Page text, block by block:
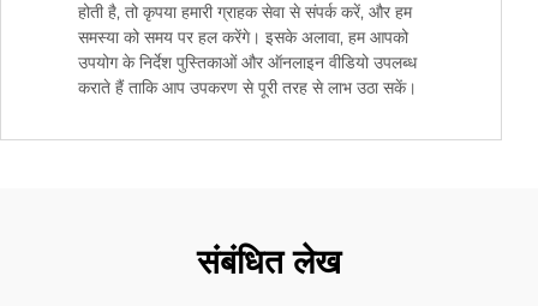
होती है, तो कृपया हमारी ग्राहक सेवा से संपर्क करें, और हम
समस्या को समय पर हल करेंगे। इसके अलावा, हम आपको
उपयोग के निर्देश पुस्तिकाओं और ऑनलाइन वीडियो उपलब्ध
कराते हैं ताकि आप उपकरण से पूरी तरह से लाभ उठा सकें।
संबंधित लेख